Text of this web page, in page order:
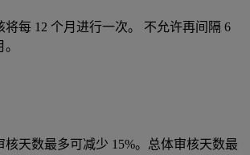
将每 12 个月进行一次。 不允许再间隔 6
核天数最多可减少 15%。总体审核天数最